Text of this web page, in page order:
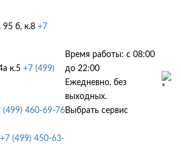
95 б, к.8 +7
к.5 +7 (499)
(499) 460-69-76
+7 (499) 450-63-
Время работы: с 08:00
до 22:00
Ежедневно, без
выходных.
Выбрать сервис